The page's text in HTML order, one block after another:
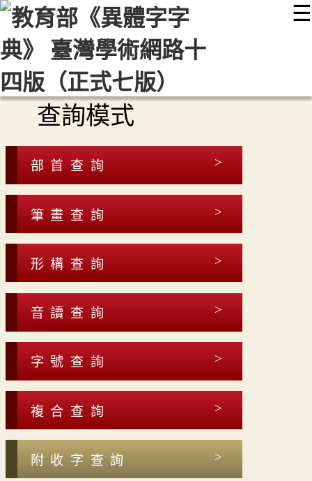
☰
::: 最新消息 常見問題 編輯說明
顯示模式
網站導覽
查詢模式
部首查詢
筆畫查詢
形構查詢
音讀查詢
字號查詢
複合查詢
附收字查詢